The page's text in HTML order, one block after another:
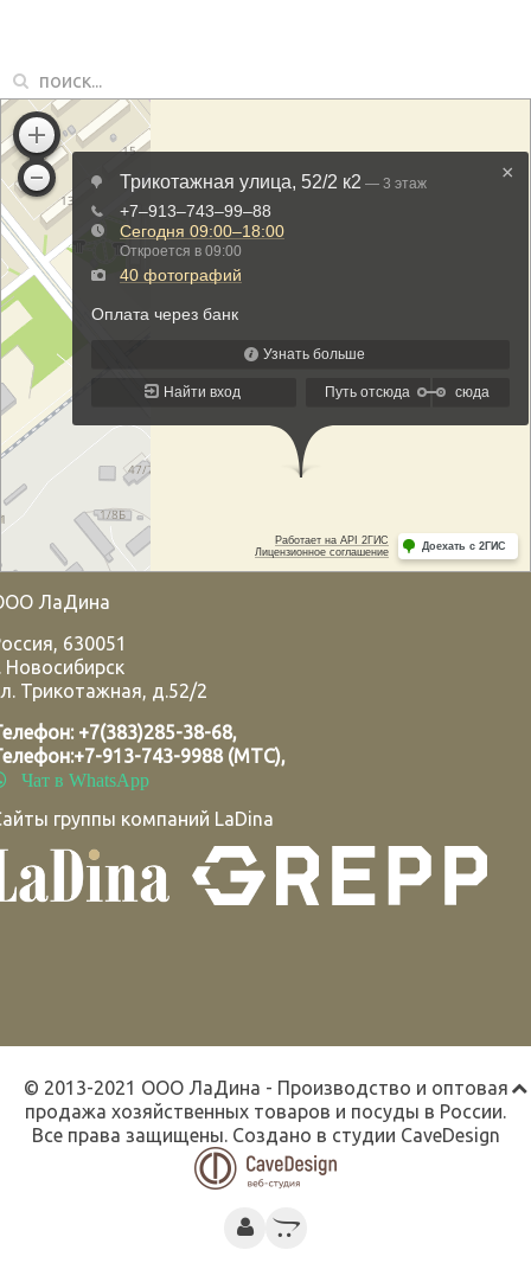
ЛаДина
, 630051
Новосибирск
Трикотажная, д.52/2
+7(383)285-38-68,
+7-913-743-9988 (МТС),
Чат в WhatsApp
группы компаний LaDina
© 2013-2021 ООО ЛаДина - Производство и оптовая
продажа хозяйственных товаров и посуды в России.
Все права защищены. Создано в студии CaveDesign